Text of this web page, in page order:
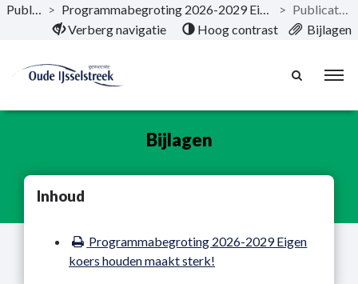
Naar hoofdinhoud
Publicaties > Programmabegroting 2026-2029 Eigen koers houden maakt sterk! >
Publicatie bijlagen
Verberg navigatie
Hoog contrast Bijlagen
Bijlagen
Inhoud
Programmabegroting 2026-2029 Eigen
koers houden maakt sterk!